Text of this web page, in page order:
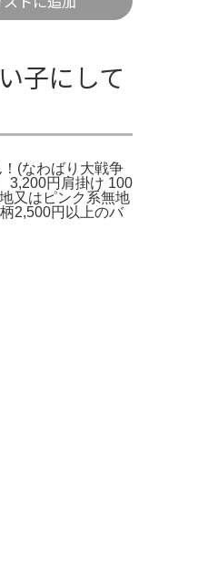
子にして
(なわばり大戦争
3,200円肩掛け 100
又はピンク系無地
2,500円以上のバ